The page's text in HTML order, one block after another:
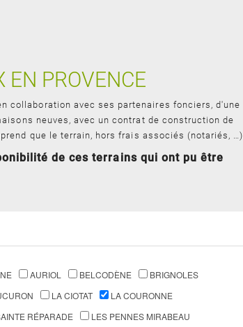
EN PROVENCE
collaboration avec ses partenaires fonciers, d'une
neuves, avec un contrat de construction de
que le terrain, hors frais associés (notariés, …).
de ces terrains qui ont pu être
AURIOL BELCODÈNE
BRIGNOLES
LA CIOTAT
LA COURONNE
RÉPARADE
LES PENNES MIRABEAU